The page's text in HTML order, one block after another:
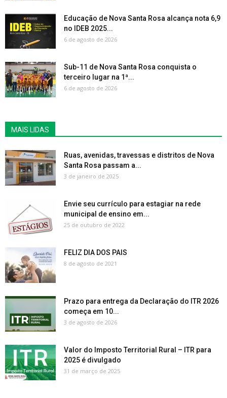
Educação de Nova Santa Rosa alcança nota 6,9
no IDEB 2025...
6 de agosto de 2026
Sub-11 de Nova Santa Rosa conquista o
terceiro lugar na 1ª...
6 de agosto de 2026
MAIS LIDAS
Ruas, avenidas, travessas e distritos de Nova
Santa Rosa passam a...
3 de janeiro de 2025
Envie seu currículo para estagiar na rede
municipal de ensino em...
25 de outubro de 2022
FELIZ DIA DOS PAIS
8 de agosto de 2021
Prazo para entrega da Declaração do ITR 2026
começa em 10...
3 de agosto de 2026
Valor do Imposto Territorial Rural – ITR para
2025 é divulgado
31 de março de 2025